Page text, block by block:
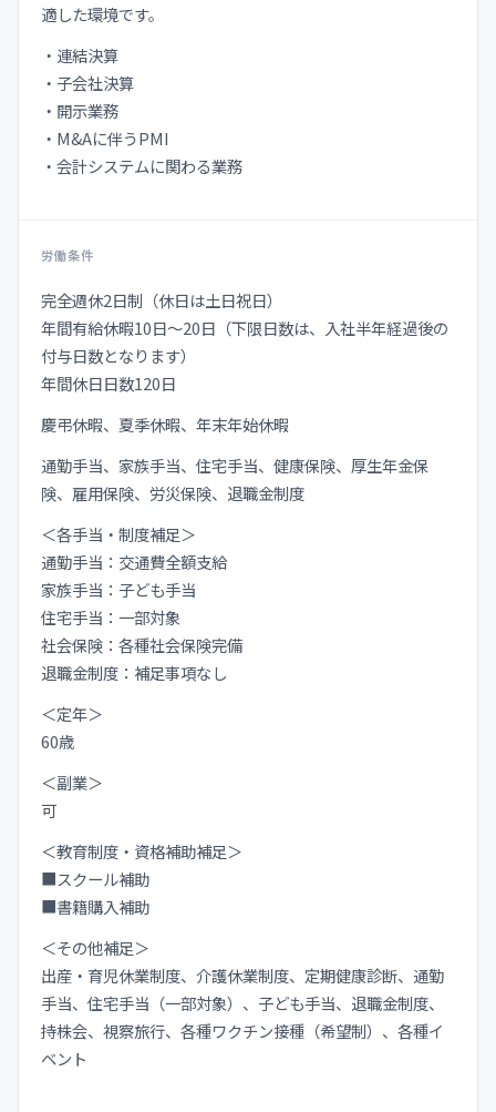
適した環境です。
・連結決算
・子会社決算
・開示業務
・M&Aに伴うPMI
・会計システムに関わる業務
労働条件
完全週休2日制（休日は土日祝日）
年間有給休暇10日～20日（下限日数は、入社半年経過後の
付与日数となります）
年間休日日数120日
慶弔休暇、夏季休暇、年末年始休暇
通勤手当、家族手当、住宅手当、健康保険、厚生年金保
険、雇用保険、労災保険、退職金制度
＜各手当・制度補足＞
通勤手当：交通費全額支給
家族手当：子ども手当
住宅手当：一部対象
社会保険：各種社会保険完備
退職金制度：補足事項なし
＜定年＞
60歳
＜副業＞
可
＜教育制度・資格補助補足＞
■スクール補助
■書籍購入補助
＜その他補足＞
出産・育児休業制度、介護休業制度、定期健康診断、通勤
手当、住宅手当（一部対象）、子ども手当、退職金制度、
持株会、視察旅行、各種ワクチン接種（希望制）、各種イ
ベント